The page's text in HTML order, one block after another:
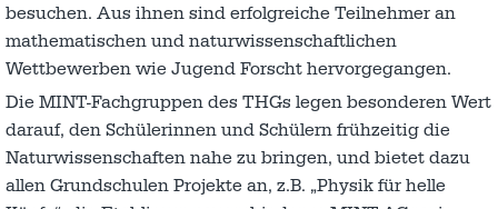
besuchen. Aus ihnen sind erfolgreiche Teilnehmer an
mathematischen und naturwissenschaftlichen
Wettbewerben wie Jugend Forscht hervorgegangen.
Die MINT-Fachgruppen des THGs legen besonderen Wert
darauf, den Schülerinnen und Schülern frühzeitig die
Naturwissenschaften nahe zu bringen, und bietet dazu
allen Grundschulen Projekte an, z.B. „Physik für helle